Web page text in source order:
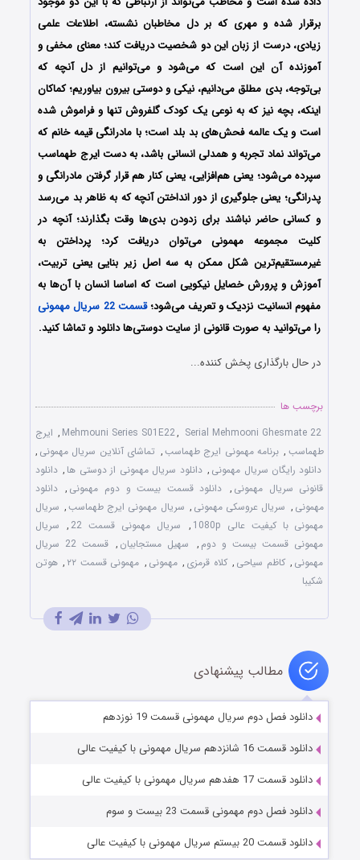
برقرار شده و مهری که بر دل مخاطبان نشسته، اطلاعات علمی
زیادی، درست از زبان این دو شخصیت دریافت کند؛ معنای مخفی و
آموزنده آن این است که می‌شود و می‌توانیم از دل آنچه که
بی‌توجه، بدی مطلق می‌دانیم، نیکی و دوستی بیرون بیاوریم؛ کماکان
اینکه، بچه نیز که به نوعی یک کودک گلفروش تنها و فراموش شده
است و یک عالمه فحش‌های بد بلد است؛ با مادرانگی قیمه خانم که
می‌تواند نماد تجربه و همدلی انسانی باشد، به دست ایرج طهماسب
سپرده می‌شود؛ یعنی هم‌افزایی، یعنی کنار هم قرار گرفتن مادرانگی و
پدرانگی؛ یعنی جلوگیری از دور انداختن آنچه که به ظاهر بد می‌رسد
و کسانی حاضر نباشند برای زدودن بدی‌ها وقت بگذارند؛ آنچه در
کلیت مجموعه مهمونی می‌توان دریافت کرد؛ پرداختن به
غیرمستقیم‌ترین شکل ممکن به سه اصل زیر بنایی یعنی تربیت،
آموزش و پرورش خصایل نیکویی است که اساسا انسان با آن‌ها به
مفهوم انسانیت نزدیک و تعریف می‌شود؛قسمت 22 سریال مهمونی
را می‌توانید به صورت قانونی از سایت دوستی‌ها دانلود و تماشا کنید.
در حال بارگذاری پخش کننده...
برچسب ها
Mehmouni Series S01E22, Serial Mehmooni Ghesmate 22
, ایرج
طهماسب , برنامه مهمونی ایرج طهماسب, تماشای آنلاین سریال مهمونی ,
دانلود رایگان سریال مهمونی , دانلود سریال مهمونی از دوستی ها , دانلود
قانونی سریال مهمونی , دانلود قسمت بیست و دوم مهمونی , دانلود
مهمونی , سریال عروسکی مهمونی , سریال مهمونی ایرج طهماسب, سریال
مهمونی با کیفیت عالی 1080p
, سریال مهمونی قسمت 22 , سریال
مهمونی قسمت بیست و دوم , سهیل مستجابیان ,
قسمت 22 سریال
مهمونی , کاظم سیاحی , کلاه قرمزی , مهمونی , مهمونی قسمت ۲۲ , هوتن
شکیبا
مطالب پیشنهادی
دانلود فصل دوم سریال مهمونی قسمت 19 نوزدهم
دانلود قسمت 16 شانزدهم سریال مهمونی با کیفیت عالی
دانلود قسمت 17 هفدهم سریال مهمونی با کیفیت عالی
دانلود فصل دوم مهمونی قسمت 23 بیست و سوم
دانلود قسمت 20 بیستم سریال مهمونی با کیفیت عالی